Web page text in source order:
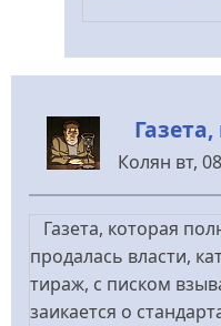
Колян вт,
Газета, которая
продалась власти,
тираж, с писком
заикается о